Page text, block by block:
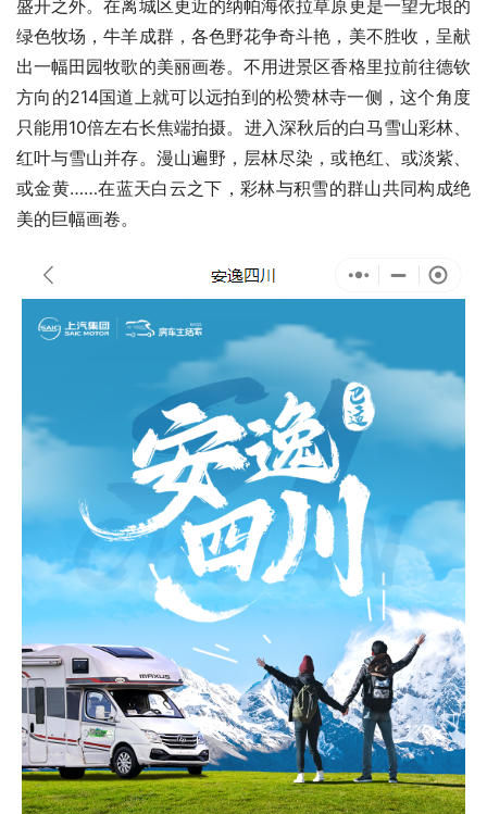
盛开之外。在离城区更近的纳帕海依拉草原更是一望无垠的
绿色牧场，牛羊成群，各色野花争奇斗艳，美不胜收，呈献
出一幅田园牧歌的美丽画卷。不用进景区香格里拉前往德钦
方向的214国道上就可以远拍到的松赞林寺一侧，这个角度
只能用10倍左右长焦端拍摄。进入深秋后的白马雪山彩林、
红叶与雪山并存。漫山遍野，层林尽染，或艳红、或淡紫、
或金黄……在蓝天白云之下，彩林与积雪的群山共同构成绝
美的巨幅画卷。